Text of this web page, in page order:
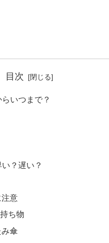
目次
いつまで？
？遅い？
意
ち物
傘